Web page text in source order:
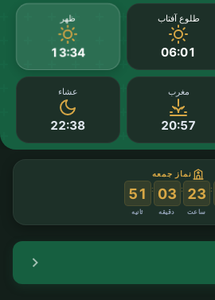
طلوع آفتاب
06:01
ظهر
13:34
مغرب
20:57
عشاء
22:38
نماز جمعه
:
23
ساعت
:
03
دقیقه
:
50
ثانیه